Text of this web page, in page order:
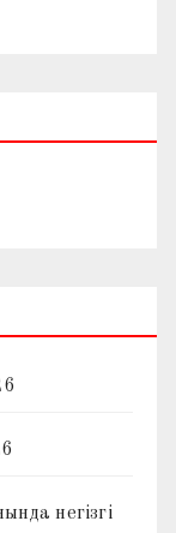
негізгі